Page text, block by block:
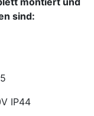
sind:
IP44